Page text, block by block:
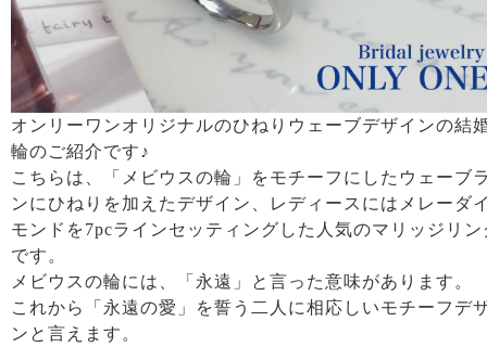
オンリーワンオリジナルのひねりウェーブデザインの結
輪のご紹介です♪
こちらは、「メビウスの輪」をモチーフにしたウェーブ
ンにひねりを加えたデザイン、レディースにはメレーダ
モンドを7pcラインセッティングした人気のマリッジリン
です。
メビウスの輪には、「永遠」と言った意味があります。
これから「永遠の愛」を誓う二人に相応しいモチーフデ
ンと言えます。